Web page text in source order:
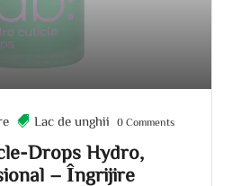
Drops Hydro,
– Îngrijire
Lac de unghii 0 Comments